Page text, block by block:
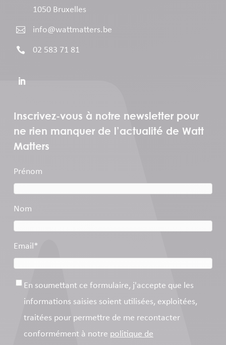
1050 Bruxelles
 info@wattmatters.be
 02 583 71 81
Inscrivez-vous à notre newsletter pour
ne rien manquer de l’actualité de Watt
Matters
Prénom
Nom
Email *
Consentement*
En soumettant ce formulaire, j'accepte que les
informations saisies soient utilisées, exploitées,
traitées pour permettre de me recontacter
conformément à notre politique de